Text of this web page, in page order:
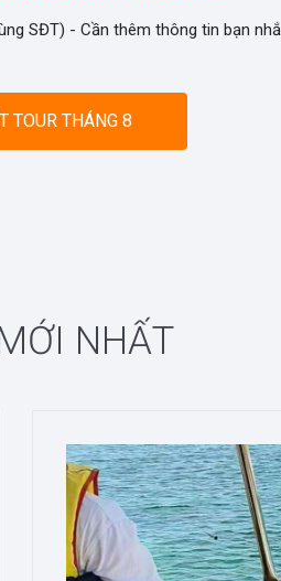
SĐT) - Cần thêm thông tin bạn
TOUR THÁNG 8
NHẤT